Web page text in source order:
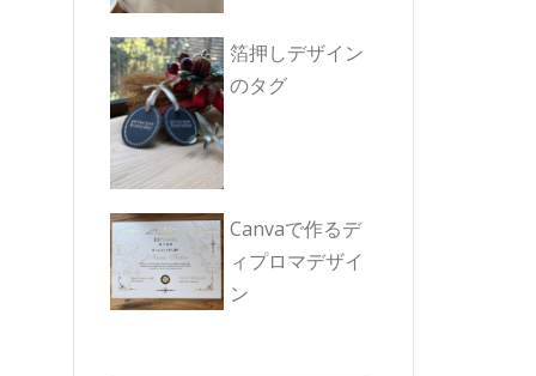
箔押しデザイン
のタグ
Canvaで作るデ
ィプロマデザイ
ン